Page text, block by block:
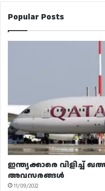
Popular Posts
ഇന്ത്യക്കാരെ വിളിച്ച്
അവസരങ്ങൾ
11/09/2022